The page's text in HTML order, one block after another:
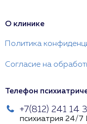
О клинике
Политика
Согласие на
Телефон
+7(812) 241 14
психиатрия 24/7